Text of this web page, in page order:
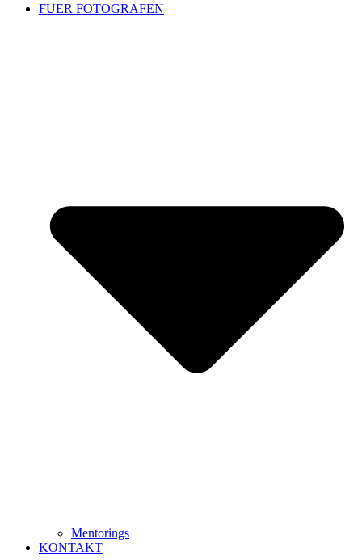
FUER FOTOGRAFEN
Mentorings
KONTAKT